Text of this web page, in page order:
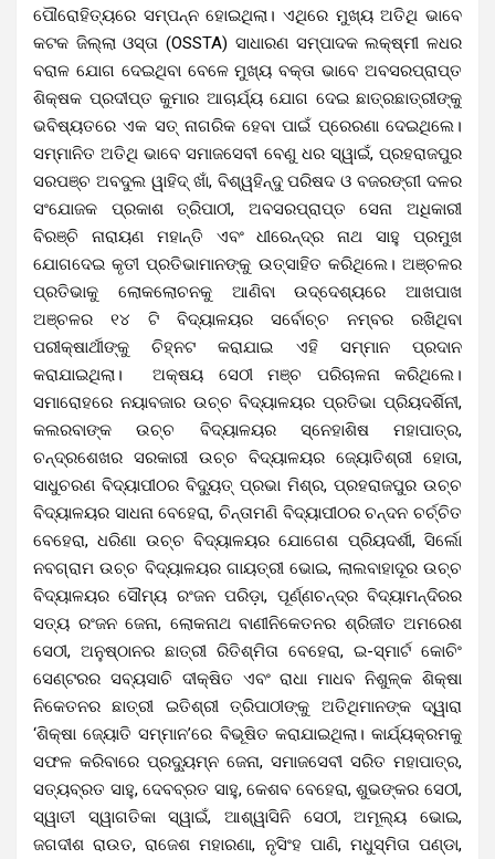
ପୌରୋହିତ୍ୟରେ ସମ୍ପନ୍ନ ହୋଇଥିଲା। ଏଥିରେ ମୁଖ୍ୟ ଅତିଥି ଭାବେ
କଟକ ଜିଲ୍ଲା ଓସ୍ତା (OSSTA) ସାଧାରଣ ସମ୍ପାଦକ ଲକ୍ଷ୍ମୀ ଳଧର
ବରାଳ ଯୋଗ ଦେଇଥିବା ବେଳେ ମୁଖ୍ୟ ବକ୍ତା ଭାବେ ଅବସରପ୍ରାପ୍ତ
ଶିକ୍ଷକ ପ୍ରଦୀପ୍ତ କୁମାର ଆଚାର୍ଯ୍ୟ ଯୋଗ ଦେଇ ଛାତ୍ରଛାତ୍ରୀଙ୍କୁ
ଭବିଷ୍ୟତରେ ଏକ ସତ୍ ନାଗରିକ ହେବା ପାଇଁ ପ୍ରେରଣା ଦେଇଥିଲେ।
ସମ୍ମାନିତ ଅତିଥି ଭାବେ ସମାଜସେବୀ ବେଣୁ ଧର ସ୍ୱାଇଁ, ପ୍ରହରାଜପୁର
ସରପଞ୍ଚ ଅବଦୁଲ ୱାହିଦ୍ ଖାଁ, ବିଶ୍ୱହିନ୍ଦୁ ପରିଷଦ ଓ ବଜରଙ୍ଗୀ ଦଳର
ସଂଯୋଜକ ପ୍ରକାଶ ତ୍ରିପାଠୀ, ଅବସରପ୍ରାପ୍ତ ସେନା ଅଧିକାରୀ
ବିରଞ୍ଚି ନାରାୟଣ ମହାନ୍ତି ଏବଂ ଧୀରେନ୍ଦ୍ର ନାଥ ସାହୁ ପ୍ରମୁଖ
ଯୋଗଦେଇ କୃତୀ ପ୍ରତିଭାମାନଙ୍କୁ ଉତ୍ସାହିତ କରିଥିଲେ।‌ ଅଞ୍ଚଳର
ପ୍ରତିଭାକୁ ଲୋକଲୋଚନକୁ ଆଣିବା ଉଦ୍ଦେଶ୍ୟରେ ଆଖପାଖ
ଅଞ୍ଚଳର ୧୪ ଟି ବିଦ୍ୟାଳୟର ସର୍ବୋଚ୍ଚ ନମ୍ବର ରଖିଥିବା
ପରୀକ୍ଷାର୍ଥୀଙ୍କୁ ଚିହ୍ନଟ କରାଯାଇ ଏହି ସମ୍ମାନ ପ୍ରଦାନ
କରାଯାଇଥିଲା। ଅକ୍ଷୟ ସେଠୀ ମଞ୍ଚ ପରିଚାଳନା କରିଥିଲେ।
ସମାରୋହରେ ନୟାବଜାର ଉଚ୍ଚ ବିଦ୍ୟାଳୟର ପ୍ରତିଭା ପ୍ରିୟଦର୍ଶିନୀ,
କଲରବାଙ୍କ ଉଚ୍ଚ ବିଦ୍ୟାଳୟର ସ୍ନେହାଶିଷ ମହାପାତ୍ର,
ଚନ୍ଦ୍ରଶେଖର ସରକାରୀ ଉଚ୍ଚ ବିଦ୍ୟାଳୟର ଜ୍ୟୋତିଶ୍ରୀ ହୋତା,
ସାଧୁଚରଣ ବିଦ୍ୟାପୀଠର ବିଦ୍ୟୁତ୍ ପ୍ରଭା ମିଶ୍ର, ପ୍ରହରାଜପୁର ଉଚ୍ଚ
ବିଦ୍ୟାଳୟର ସାଧନା ବେହେରା, ଚିନ୍ତାମଣି ବିଦ୍ୟାପୀଠର ଚନ୍ଦନ ଚର୍ଚ୍ଚିତ
ବେହେରା, ଧରିଣା ଉଚ୍ଚ ବିଦ୍ୟାଳୟର ଯୋଗେଶ ପ୍ରିୟଦର୍ଶୀ, ସିର୍ଲୋ
ନବଗ୍ରାମ ଉଚ୍ଚ ବିଦ୍ୟାଳୟର ଗାୟତ୍ରୀ ଭୋଇ, ଲାଲବାହାଦୂର ଉଚ୍ଚ
ବିଦ୍ୟାଳୟର ସୌମ୍ୟ ରଂଜନ ପରିଡ଼ା, ପୂର୍ଣ୍ଣଚନ୍ଦ୍ର ବିଦ୍ୟାମନ୍ଦିରର
ସତ୍ୟ ରଂଜନ ଜେନା, ଲୋକନାଥ ବାଣୀନିକେତନର ଶ୍ରିଜୀତ ଅମରେଶ
ସେଠୀ, ଅନୁଷ୍ଠାନର ଛାତ୍ରୀ ରିତିଶ୍ମିତା ବେହେରା, ଇ-ସ୍ମାର୍ଟ କୋଚିଂ
ସେଣ୍ଟରର ସବ୍ୟସାଚି ଦୀକ୍ଷିତ ଏବଂ ରାଧା ମାଧବ ନିଶୁଳ୍କ ଶିକ୍ଷା
ନିକେତନର ଛାତ୍ରୀ ଇତିଶ୍ରୀ ତ୍ରିପାଠୀଙ୍କୁ ଅତିଥିମାନଙ୍କ ଦ୍ୱାରା
‘ଶିକ୍ଷା ଜ୍ୟୋତି ସମ୍ମାନ’ରେ ବିଭୂଷିତ କରାଯାଇଥିଲା। କାର୍ଯ୍ୟକ୍ରମକୁ
ସଫଳ କରିବାରେ ପ୍ରଦ୍ୟୁମ୍ନ ଜେନା, ସମାଜସେବୀ ସରିତ ମହାପାତ୍ର,
ସତ୍ୟବ୍ରତ ସାହୁ, ଦେବବ୍ରତ ସାହୁ, କେଶବ ବେହେରା, ଶୁଭଙ୍କର ସେଠୀ,
ସ୍ୱାତୀ ସ୍ୱାଗତିକା ସ୍ୱାଇଁ, ଆଶ୍ୱାସିନି ସେଠୀ, ଅମୂଲ୍ୟ ଭୋଇ,
ଜଗଦୀଶ ରାଉତ, ରାଜେଶ ମହାରଣା, ନୃସିଂହ ପାଣି, ମଧୁସ୍ମିତା ପଣ୍ଡା,